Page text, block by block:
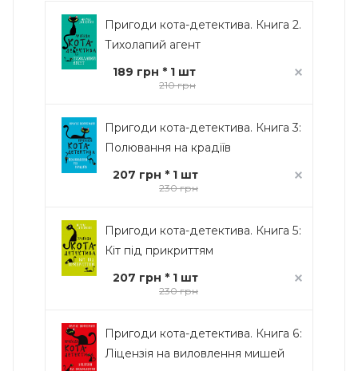
Пригоди кота-детектива. Книга 2.
Тихолапий агент
189 грн * 1 шт
210 грн
Пригоди кота-детектива. Книга 3:
Полювання на крадіїв
207 грн * 1 шт
230 грн
Пригоди кота-детектива. Книга 5:
Кіт під прикриттям
207 грн * 1 шт
230 грн
Пригоди кота-детектива. Книга 6:
Ліцензія на виловлення мишей